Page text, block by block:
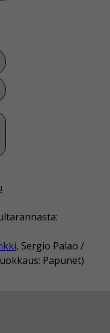
, Sergio Palao /
Papunet)